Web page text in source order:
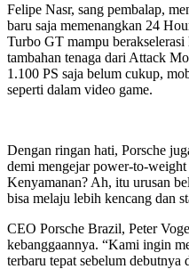
Felipe Nasr, sang pembalap,
baru saja memenangkan 24
Turbo GT mampu
tambahan tenaga dari Attack
1.100 PS saja belum cukup,
seperti dalam video game.
Dengan ringan hati, Porsche
demi mengejar power-to-
Kenyamanan? Ah, itu urusan
bisa melaju lebih kencang dan
CEO Porsche Brazil, Peter
kebanggaannya. “Kami ingin
terbaru tepat sebelum debutnya